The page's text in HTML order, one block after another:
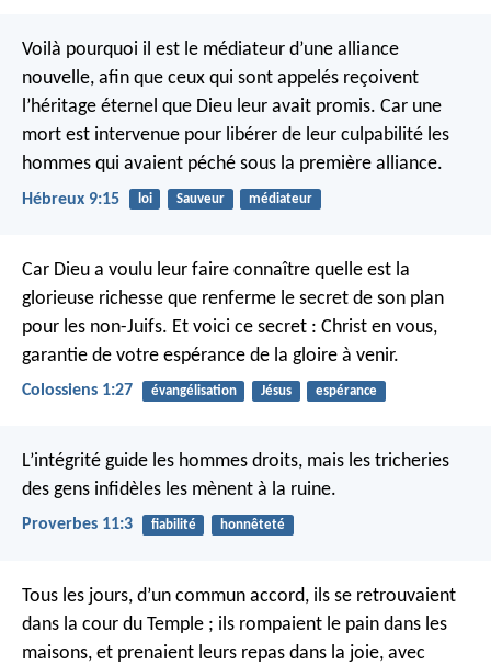
Voilà pourquoi il est le médiateur d’une alliance
nouvelle, afin que ceux qui sont appelés reçoivent
l’héritage éternel que Dieu leur avait promis. Car une
mort est intervenue pour libérer de leur culpabilité les
hommes qui avaient péché sous la première alliance.
Hébreux 9:15 loi Sauveur médiateur
Car Dieu a voulu leur faire connaître quelle est la
glorieuse richesse que renferme le secret de son plan
pour les non-Juifs. Et voici ce secret : Christ en vous,
garantie de votre espérance de la gloire à venir.
Colossiens 1:27 évangélisation Jésus espérance
L’intégrité guide les hommes droits, mais les tricheries
des gens infidèles les mènent à la ruine.
Proverbes 11:3 fiabilité honnêteté
Tous les jours, d’un commun accord, ils se retrouvaient
dans la cour du Temple ; ils rompaient le pain dans les
maisons, et prenaient leurs repas dans la joie, avec